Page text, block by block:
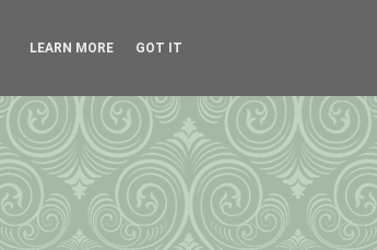
LEARN MORE GOT IT